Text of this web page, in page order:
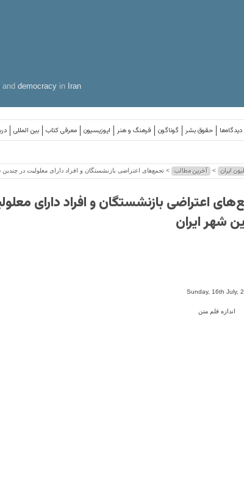
and democracy in Iran
بین المللی معرفی کتاب اپوزیسیون فرهنگ و هنر گوناگون حقوق بشر دیدگاه‌ها
ایران > آخرین مطالب > تجمع‌های اعتراضی بازنشستگان و افراد دارای معلولیت در چندین
اعتراضی بازنشستگان و افراد دارای
شهر ایران
Sunday, 16th July,
اندازه قلم متن